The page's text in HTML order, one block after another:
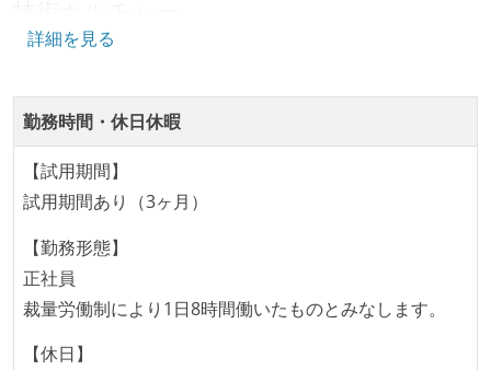
datadog
その他、現場で使われている技術
言語
kotlin
objective-c
flask
redux
データベース
fluentd
CTO またはそれに準じる、技術やワークフローの標準
取締役（社内）または執行役員として、エンジニアリ
ング部門の人間が経営に参加している
開発メンバーの裁量
任で好きなものを使うことができる
企画を決定する場に、実装を担当する開発メンバーが
参加している
タスクの見積もりは、実装を担当するメンバーが中心
詳細を見る
勤務時間・休日休暇
【試用期間】
試用期間あり（3ヶ月）
【勤務形態】
正社員
裁量労働制により1日8時間働いたものとみなします。
【休日】